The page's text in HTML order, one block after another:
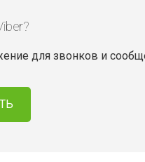
для звонков и